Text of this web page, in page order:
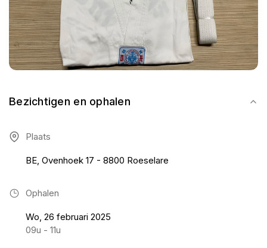
Bezichtigen en ophalen
Plaats
BE, Ovenhoek 17 - 8800 Roeselare
Ophalen
Wo, 26 februari 2025
09u - 11u